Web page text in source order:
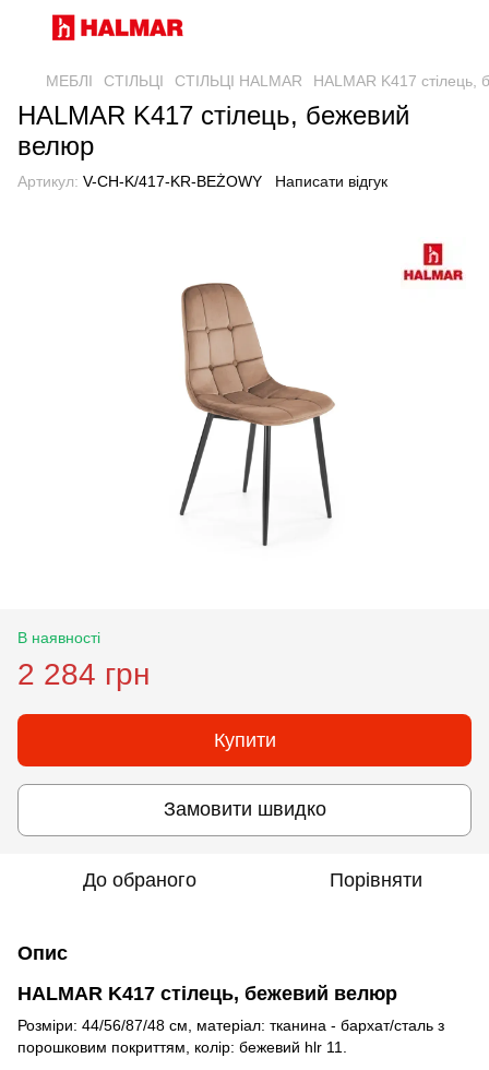
МЕБЛІ СТІЛЬЦІ СТІЛЬЦІ HALMAR HALMAR K417 стілець,
HALMAR K417 стілець, бежевий
велюр
Артикул: V-CH-K/417-KR-BEŻOWY Написати відгук
В наявності
2 284 грн
Купити
Замовити швидко
До обраного Порівняти
Опис
HALMAR K417 стілець, бежевий велюр
Розміри: 44/56/87/48 см, матеріал: тканина - бархат/сталь з
порошковим покриттям, колір: бежевий hlr 11.